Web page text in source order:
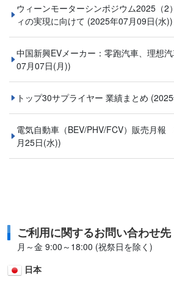
ウィーンモーターシンポジウム2025（2
ィの実現に向けて (2025年07月09日(水))
中国新興EVメーカー：零跑汽車、理想
07月07日(月))
トップ30サプライヤー 業績まとめ
電気自動車（BEV/PHV/FCV）販売月報
月25日(水))
ご利用に関するお問い合わせ先
月～金 9:00～18:00 (祝祭日を除く)
日本